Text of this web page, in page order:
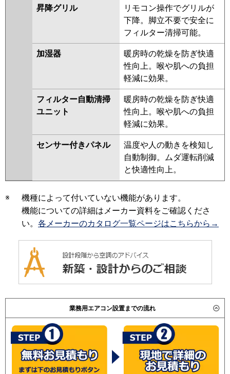
昇降グリル
リモコン操作でグリルが
下降。脚立不要で安全に
フィルター清掃可能。
加湿器
暖房時の乾燥を防ぎ快適
性向上。喉や肌への負担
軽減に効果。
フィルター自動清掃
ユニット
暖房時の乾燥を防ぎ快適
性向上。喉や肌への負担
軽減に効果。
センサー付きパネル
温度や人の動きを検知し
自動制御。ムダ運転削減
と快適性向上。
※
機種によって付いていない機能があります。
機能についての詳細はメーカー資料をご確認くださ
い。 各メーカーのカタログ一覧ページはこちらから→
業務用エアコン設置までの流れ